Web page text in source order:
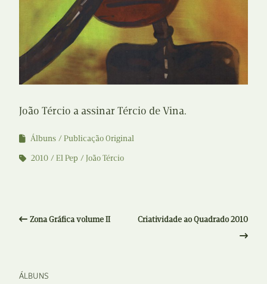
João Tércio a assinar Tércio de Vina.
Álbuns
Publicação Original
2010
El Pep João Tércio
Zona Gráfica volume II Criatividade ao Quadrado 2010
ÁLBUNS